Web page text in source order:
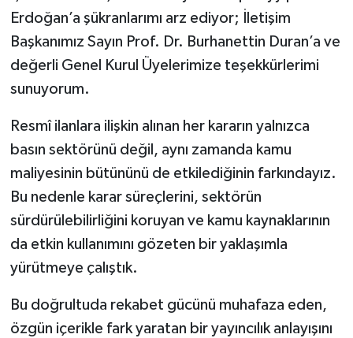
Erdoğan’a şükranlarımı arz ediyor; İletişim
Başkanımız Sayın Prof. Dr. Burhanettin Duran’a ve
değerli Genel Kurul Üyelerimize teşekkürlerimi
sunuyorum.
Resmî ilanlara ilişkin alınan her kararın yalnızca
basın sektörünü değil, aynı zamanda kamu
maliyesinin bütününü de etkilediğinin farkındayız.
Bu nedenle karar süreçlerini, sektörün
sürdürülebilirliğini koruyan ve kamu kaynaklarının
da etkin kullanımını gözeten bir yaklaşımla
yürütmeye çalıştık.
Bu doğrultuda rekabet gücünü muhafaza eden,
özgün içerikle fark yaratan bir yayıncılık anlayışını